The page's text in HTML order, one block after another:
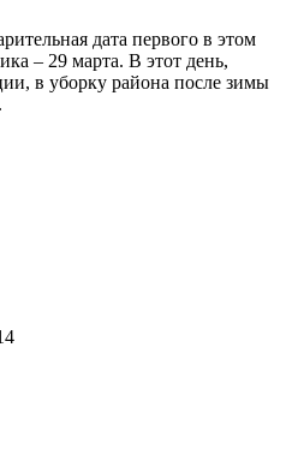
дата первого в этом
– 29 марта. В этот день,
в уборку района после зимы